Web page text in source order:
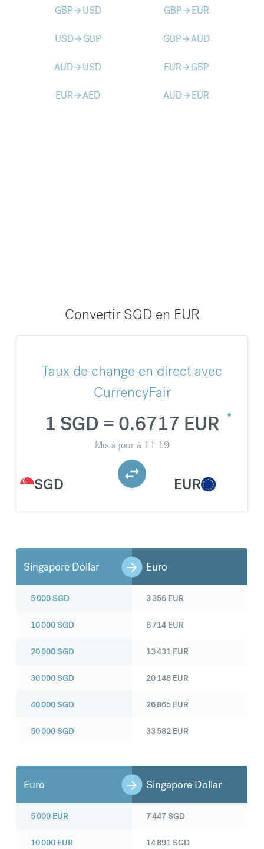
GBParrow_forward USD GBParrow_forward EUR
USDarrow_forward GBP GBParrow_forwardAUD
AUDarrow_forward USD EURarrow_forward GBP
EURarrow_forwardAED AUDarrow_forward EUR
Convertir SGD en EUR
Taux de change en direct avec
CurrencyFair
SGD
1 SGD = 0.6717 EUR
Mis à jour à 11:19
EUR
Singapore Dollar Euro
5 000SGD
10 000SGD
20 000SGD
30 000SGD
40 000SGD
50 000SGD
3 356 EUR
6 714 EUR
13 431 EUR
20 148 EUR
26 865 EUR
33 582 EUR
Euro Singapore Dollar
5 000 EUR
10 000 EUR
7 447SGD
14 891SGD